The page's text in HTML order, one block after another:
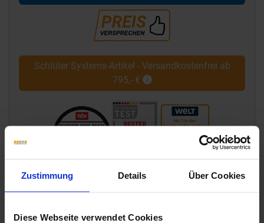
Zustimmung Details Über Cookies
Diese Webseite verwendet Cookies
Schlüter Systems-Artikel - Versandkostenfrei ab
795,- €